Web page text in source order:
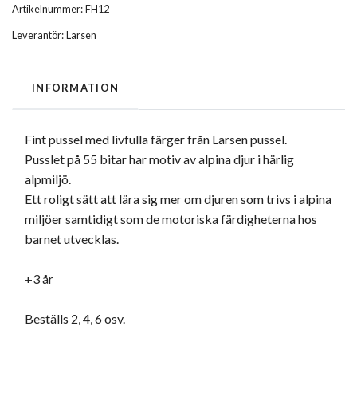
Artikelnummer:FH12
Leverantör:Larsen
INFORMATION
Fint pussel med livfulla färger från Larsen pussel.
Pusslet på 55 bitar har motiv av alpina djur i härlig
alpmiljö.
Ett roligt sätt att lära sig mer om djuren som trivs i alpina
miljöer samtidigt som de motoriska färdigheterna hos
barnet utvecklas.
+3 år
Beställs 2, 4, 6 osv.